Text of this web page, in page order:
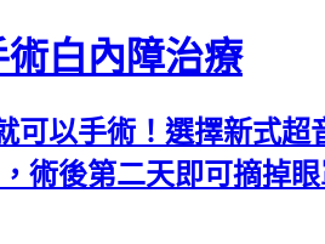
白內障治療
可以手術！選擇新式
術後第二天即可摘掉